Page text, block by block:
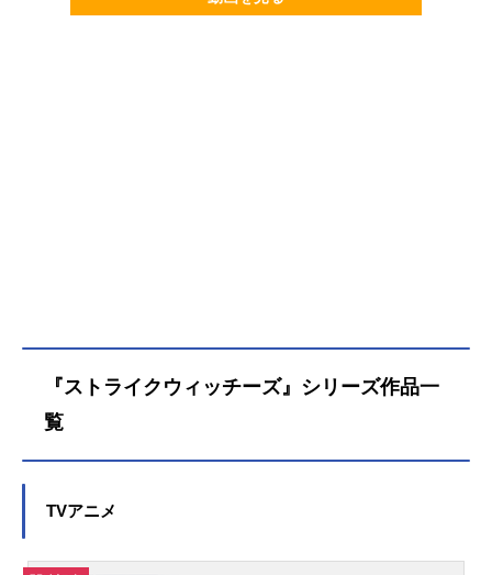
『ストライクウィッチーズ』シリーズ作品一
覧
TVアニメ